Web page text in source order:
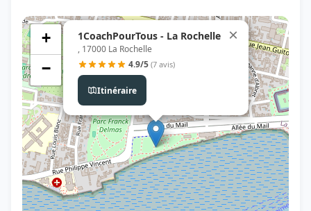
1CoachPourTous - La Rochelle
, 17000 La Rochelle
4.9/5 (7 avis)
Itinéraire
×
+
−